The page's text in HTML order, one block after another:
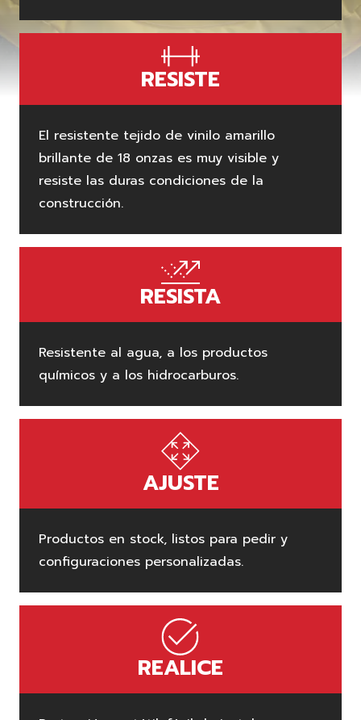
RESISTE
El resistente tejido de vinilo amarillo
brillante de 18 onzas es muy visible y
resiste las duras condiciones de la
construcción.
RESISTA
Resistente al agua, a los productos
químicos y a los hidrocarburos.
AJUSTE
Productos en stock, listos para pedir y
configuraciones personalizadas.
REALICE